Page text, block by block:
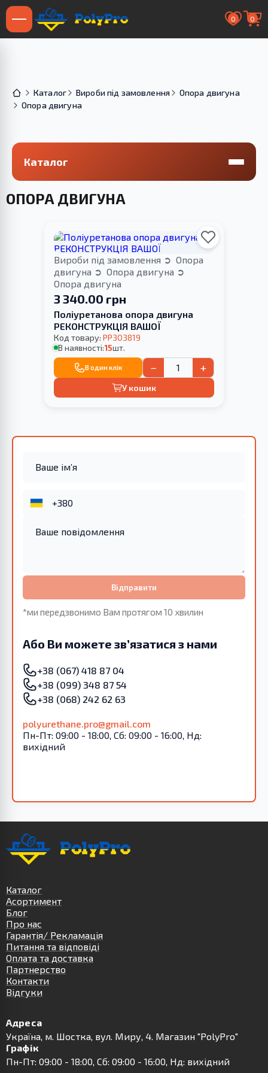
0 0
Каталог Вироби під замовлення
Опора двигуна
Опора двигуна
Каталог
ОПОРА ДВИГУНА
Вироби під замовлення
Опора
двигуна
Опора двигуна
Опора двигуна
3 340.00 грн
Поліуретанова опора двигуна
РЕКОНСТРУКЦІЯ ВАШОЇ
Код товару: PP303819
В наявності:15шт.
В один клік − +
У кошик
Відправити
*ми передзвонимо Вам протягом 10 хвилин
Або Ви можете зв’язатися з нами
+38 (067) 418 87 04
+38 (099) 348 87 54
+38 (068) 242 62 63
polyurethane.pro@gmail.com
Пн-Пт: 09:00 - 18:00, Сб: 09:00 - 16:00, Нд:
вихідний
Каталог
Асортимент
Блог
Про нас
Гарантія/ Рекламація
Питання та відповіді
Оплата та доставка
Партнерство
Контакти
Відгуки
Адреса
Українa, м. Шостка, вул. Миру, 4. Магазин "PolyPro"
Графік
Пн-Пт: 09:00 - 18:00, Сб: 09:00 - 16:00, Нд: вихідний